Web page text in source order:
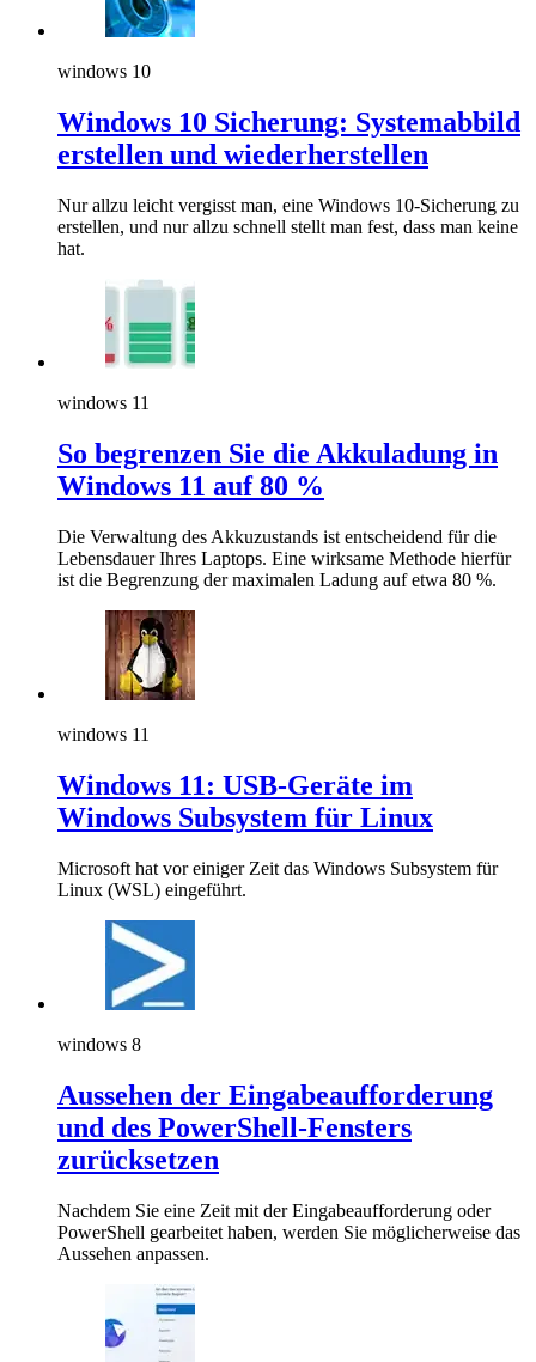
windows 10
Windows 10 Sicherung: Systemabbild
erstellen und wiederherstellen
Nur allzu leicht vergisst man, eine Windows 10-Sicherung zu
erstellen, und nur allzu schnell stellt man fest, dass man keine
hat.
windows 11
So begrenzen Sie die Akkuladung in
Windows 11 auf 80 %
Die Verwaltung des Akkuzustands ist entscheidend für die
Lebensdauer Ihres Laptops. Eine wirksame Methode hierfür
ist die Begrenzung der maximalen Ladung auf etwa 80 %.
windows 11
Windows 11: USB-Geräte im
Windows Subsystem für Linux
Microsoft hat vor einiger Zeit das Windows Subsystem für
Linux (WSL) eingeführt.
windows 8
Aussehen der Eingabeaufforderung
und des PowerShell-Fensters
zurücksetzen
Nachdem Sie eine Zeit mit der Eingabeaufforderung oder
PowerShell gearbeitet haben, werden Sie möglicherweise das
Aussehen anpassen.